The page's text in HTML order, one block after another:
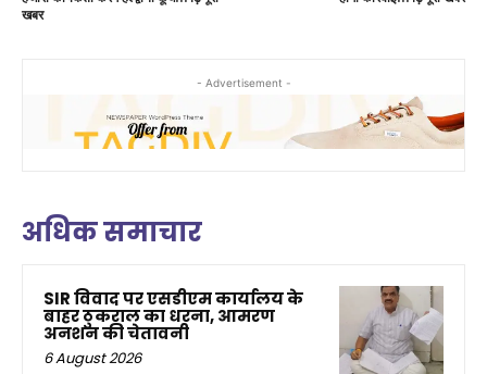
खबर
- Advertisement -
अधिक समाचार
SIR विवाद पर एसडीएम कार्यालय के
बाहर ठुकराल का धरना, आमरण
अनशन की चेतावनी
6 August 2026